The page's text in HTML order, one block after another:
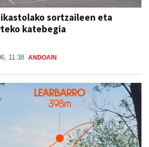
sortzaileen eta
katebegia
11:38 ANDOAIN